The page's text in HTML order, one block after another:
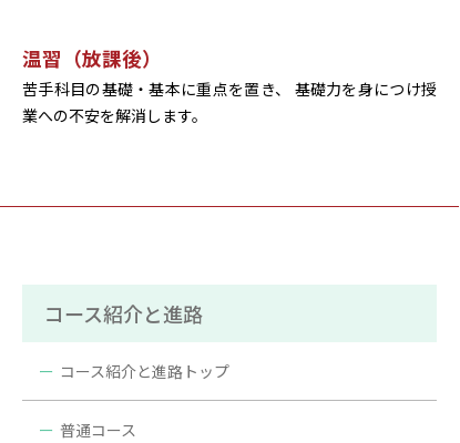
温習（放課後）
苦手科目の基礎・基本に重点を置き、 基礎力を身につけ授
業への不安を解消します。
コース紹介と進路
コース紹介と進路トップ
普通コース